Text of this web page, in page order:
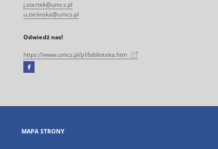
j.startek@umcs.pl
u.zielinska@umcs.pl
Odwiedź nas!
https://www.umcs.pl/pl/biblioteka.htm
Facebook
się
karcie
MAPA STRONY